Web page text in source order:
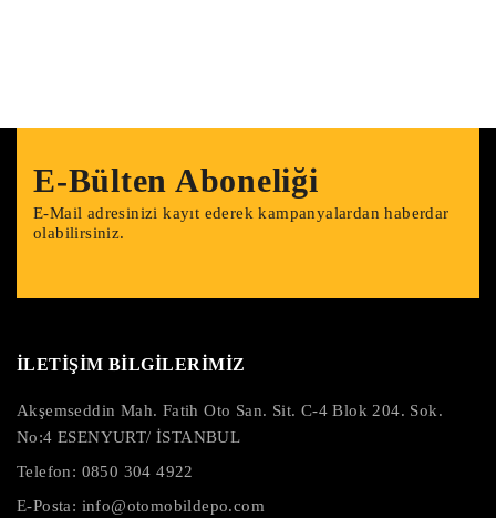
E-Bülten Aboneliği
E-Mail adresinizi kayıt ederek kampanyalardan haberdar
olabilirsiniz.
İLETİŞİM BİLGİLERİMİZ
Akşemseddin Mah. Fatih Oto San. Sit. C-4 Blok 204. Sok.
No:4 ESENYURT/ İSTANBUL
Telefon: 0850 304 4922
E-Posta: info@otomobildepo.com